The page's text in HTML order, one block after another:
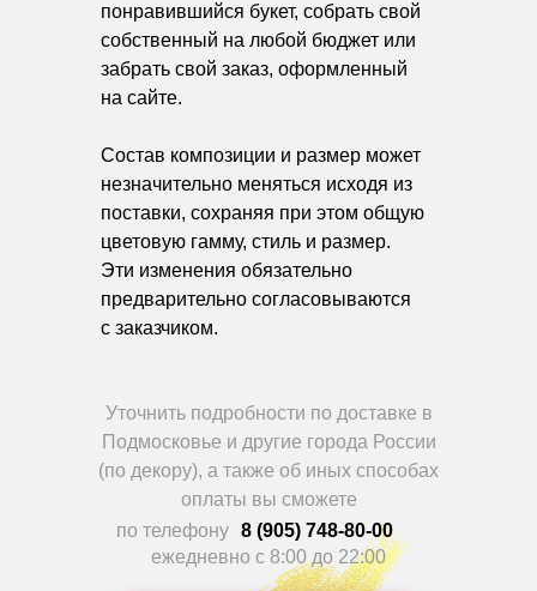
понравившийся букет, собрать свой
собственный на любой бюджет или
забрать свой заказ, оформленный
на сайте.
Состав композиции и размер может
незначительно меняться исходя из
поставки, сохраняя при этом общую
цветовую гамму, стиль и размер.
Эти изменения обязательно
предварительно согласовываются
с заказчиком.
Уточнить подробности по доставке в
Подмосковье и другие города России
(по декору), а также об иных способах
оплаты вы сможете
ежедневно с 8:00 до 22:00
8 (905) 748-80-00
по телефону